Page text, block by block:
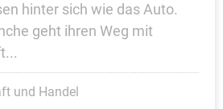
hinter sich wie das Auto.
geht ihren Weg mit
und Handel